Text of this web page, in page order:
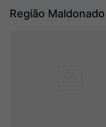
Região Maldonado